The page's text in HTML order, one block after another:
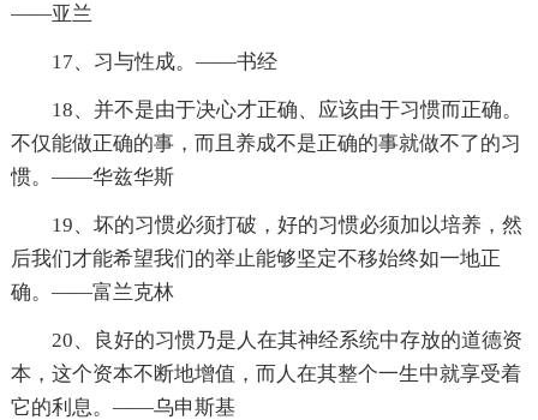
——亚兰
17、习与性成。——书经
18、并不是由于决心才正确、应该由于习惯而正确。
不仅能做正确的事，而且养成不是正确的事就做不了的习
惯。——华兹华斯
19、坏的习惯必须打破，好的习惯必须加以培养，然
后我们才能希望我们的举止能够坚定不移始终如一地正
确。——富兰克林
20、良好的习惯乃是人在其神经系统中存放的道德资
本，这个资本不断地增值，而人在其整个一生中就享受着
它的利息。——乌申斯基